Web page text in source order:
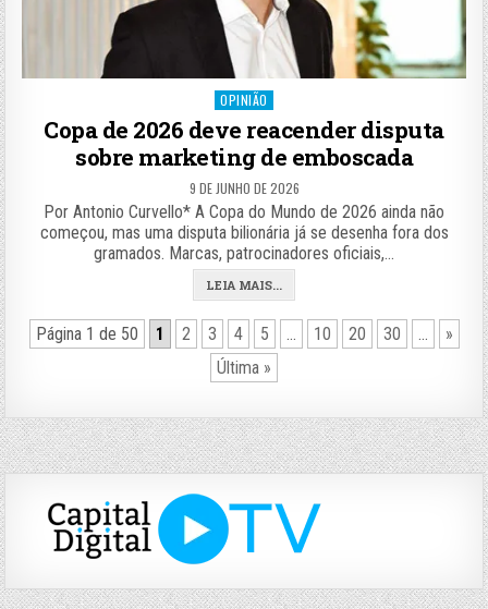
Posted
OPINIÃO
Copa de 2026 deve reacender disputa
sobre marketing de emboscada
9 DE JUNHO DE 2026
Por Antonio Curvello* A Copa do Mundo de 2026 ainda não
começou, mas uma disputa bilionária já se desenha fora dos
gramados. Marcas, patrocinadores oficiais,…
LEIA MAIS...
Página 1 de 50 1 2 3 4 5 ... 10 20 30 ...
»
Última »